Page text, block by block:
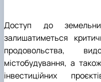
Звіт
Доступ до
залишатиметься
продовольства,
містобудування, а
інвестиційних